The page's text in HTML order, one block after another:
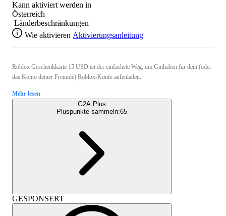
Kann aktiviert werden in
Österreich
Länderbeschränkungen
Wie aktivieren Aktivierungsanleitung
Roblox Geschenkkarte 15 USD ist der einfachste Weg, um Guthaben für dein (oder
das Konto deiner Freunde) Roblox-Konto aufzuladen.
Mehr lesen
G2A Plus
Pluspunkte sammeln:65
GESPONSERT